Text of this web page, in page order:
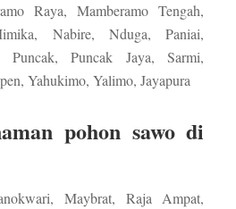
Raya, Mamberamo Tengah,
Nabire, Nduga, Paniai,
Puncak, Puncak Jaya, Sarmi,
Yahukimo, Yalimo, Jayapura
pohon sawo di
Maybrat, Raja Ampat,